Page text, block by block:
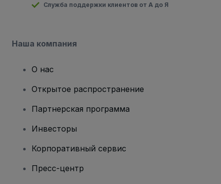
Служба поддержки клиентов от А до Я
Наша компания
О нас
Открытое распространение
Партнерская программа
Инвесторы
Корпоративный сервис
Пресс-центр